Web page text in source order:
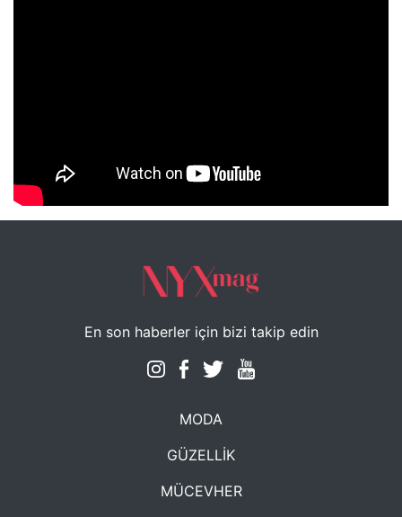
NYXmag 2. Yaş Kutlama Etkinliği
En son haberler için bizi takip edin
MODA
GÜZELLİK
MÜCEVHER